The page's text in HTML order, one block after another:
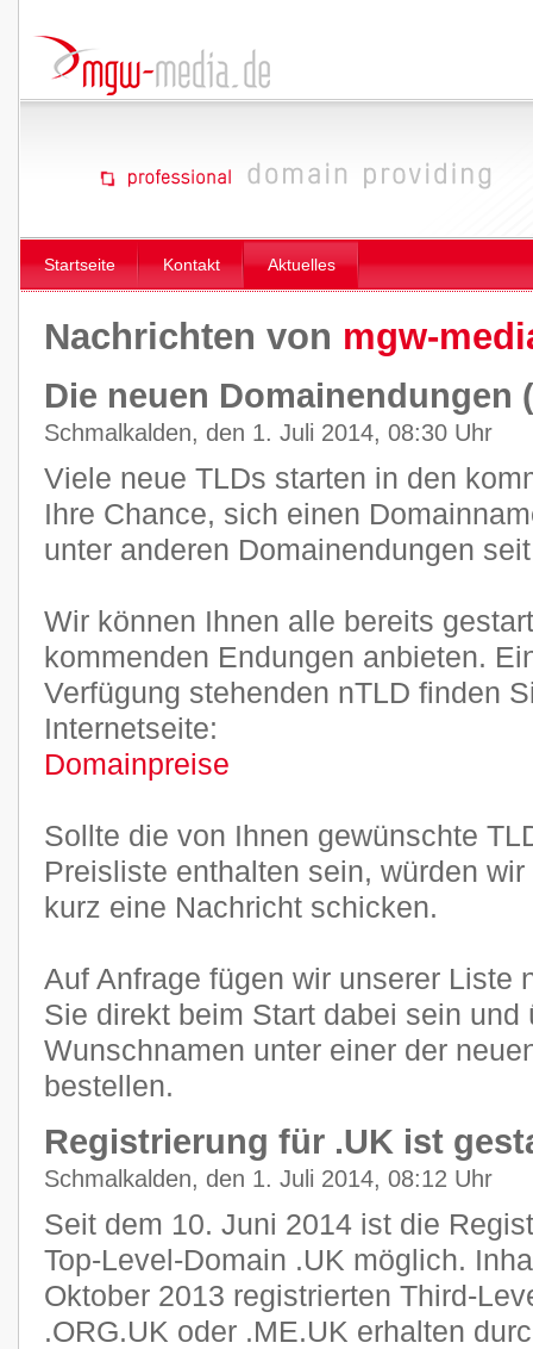
Startseite Kontakt Aktuelles
Nachrichten von mgw-
Die neuen Domainendungen
Schmalkalden, den 1. Juli 2014, 08:30 Uhr
Viele neue TLDs starten in den
Ihre Chance, sich einen
unter anderen Domainendungen
Wir können Ihnen alle bereits
kommenden Endungen anbieten.
Verfügung stehenden nTLD finden
Internetseite:
Domainpreise
Sollte die von Ihnen gewünschte
Preisliste enthalten sein, würden
kurz eine Nachricht schicken.
Auf Anfrage fügen wir unserer Liste
Sie direkt beim Start dabei sein und
Wunschnamen unter einer der
bestellen.
Registrierung für .UK ist
Schmalkalden, den 1. Juli 2014, 08:12 Uhr
Seit dem 10. Juni 2014 ist die
Top-Level-Domain .UK möglich.
Oktober 2013 registrierten Third-
.ORG.UK oder .ME.UK erhalten